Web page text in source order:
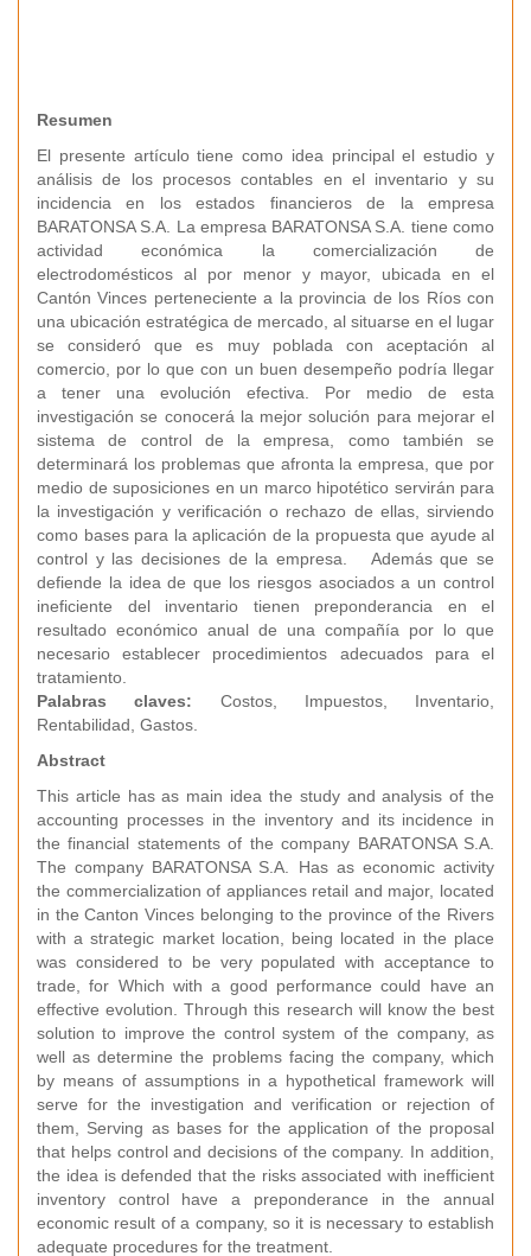
Resumen
El presente artículo tiene como idea principal el estudio y
análisis de los procesos contables en el inventario y su
incidencia en los estados financieros de la empresa
BARATONSA S.A. La empresa BARATONSA S.A. tiene como
actividad económica la comercialización de
electrodomésticos al por menor y mayor, ubicada en el
Cantón Vinces perteneciente a la provincia de los Ríos con
una ubicación estratégica de mercado, al situarse en el lugar
se consideró que es muy poblada con aceptación al
comercio, por lo que con un buen desempeño podría llegar
a tener una evolución efectiva. Por medio de esta
investigación se conocerá la mejor solución para mejorar el
sistema de control de la empresa, como también se
determinará los problemas que afronta la empresa, que por
medio de suposiciones en un marco hipotético servirán para
la investigación y verificación o rechazo de ellas, sirviendo
como bases para la aplicación de la propuesta que ayude al
control y las decisiones de la empresa. Además que se
defiende la idea de que los riesgos asociados a un control
ineficiente del inventario tienen preponderancia en el
resultado económico anual de una compañía por lo que
necesario establecer procedimientos adecuados para el
tratamiento.
Palabras claves: Costos, Impuestos, Inventario,
Rentabilidad, Gastos.
Abstract
This article has as main idea the study and analysis of the
accounting processes in the inventory and its incidence in
the financial statements of the company BARATONSA S.A.
The company BARATONSA S.A. Has as economic activity
the commercialization of appliances retail and major, located
in the Canton Vinces belonging to the province of the Rivers
with a strategic market location, being located in the place
was considered to be very populated with acceptance to
trade, for Which with a good performance could have an
effective evolution. Through this research will know the best
solution to improve the control system of the company, as
well as determine the problems facing the company, which
by means of assumptions in a hypothetical framework will
serve for the investigation and verification or rejection of
them, Serving as bases for the application of the proposal
that helps control and decisions of the company. In addition,
the idea is defended that the risks associated with inefficient
inventory control have a preponderance in the annual
economic result of a company, so it is necessary to establish
adequate procedures for the treatment.